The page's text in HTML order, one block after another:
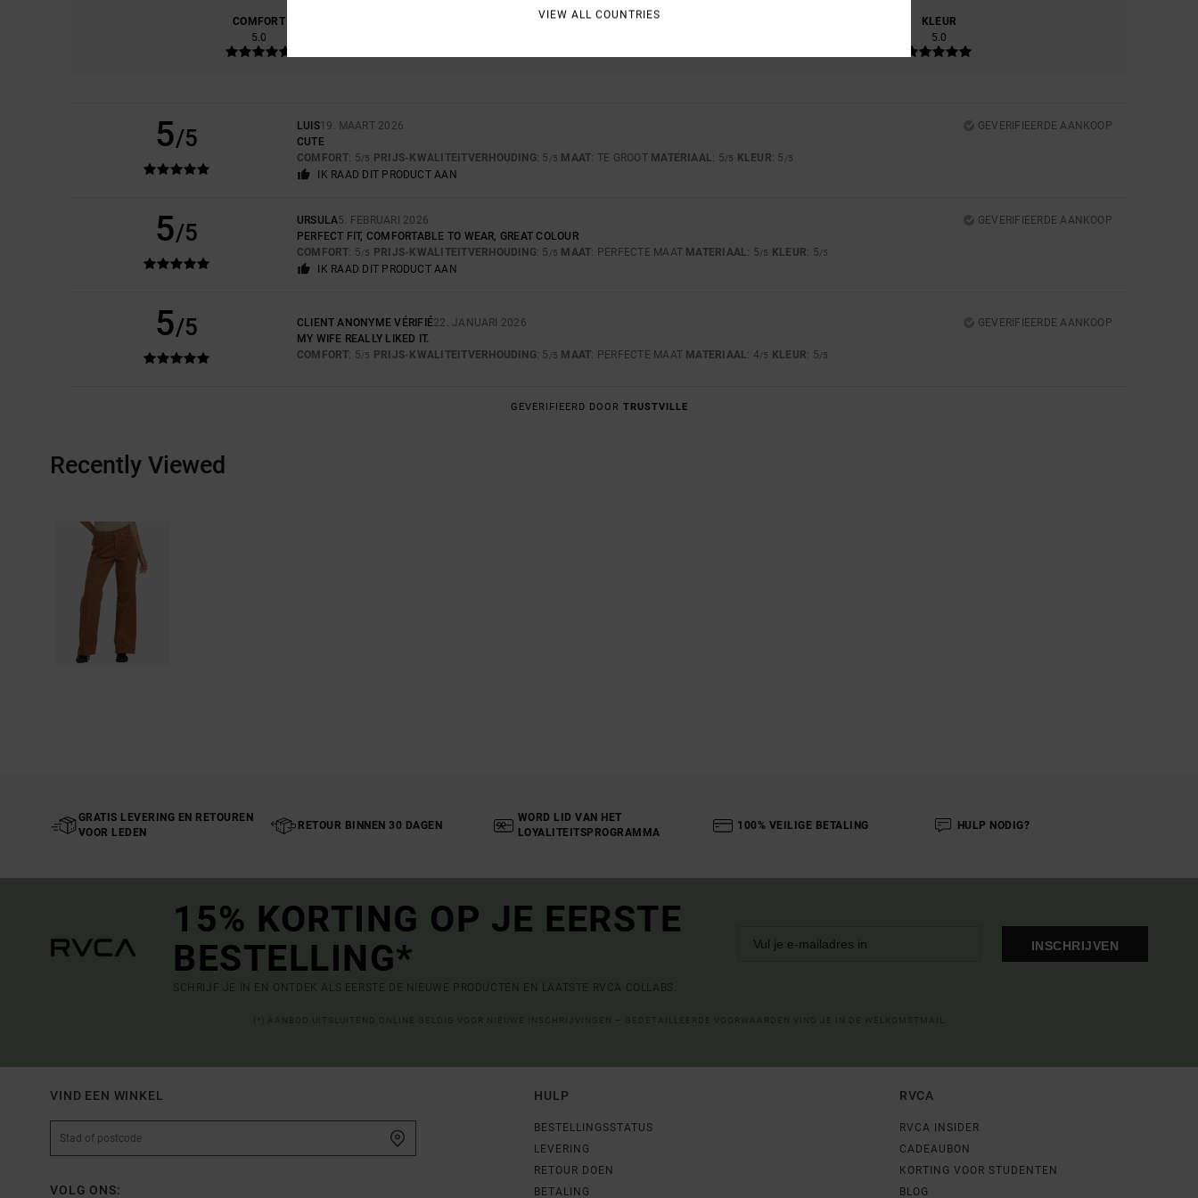
COMFORT
5.0
MAAT
KLEUR
5.0
5/5 LUIS19. MAART 2026
GEVERIFIEERDE AANKOOP
CUTE
COMFORT: 5/5 PRIJS-KWALITEITVERHOUDING: 5 /5 MAAT: TE GROOT MATERIAAL: 5/5 KLEUR: 5 /5
IK RAAD DIT PRODUCT AAN
5/5 URSULA5. FEBRUARI 2026
GEVERIFIEERDE AANKOOP
PERFECT FIT, COMFORTABLE TO WEAR, GREAT COLOUR
COMFORT: 5/5 PRIJS-KWALITEITVERHOUDING: 5 /5 MAAT: PERFECTE MAAT MATERIAAL: 5/5 KLEUR: 5/5
IK RAAD DIT PRODUCT AAN
5/5 CLIENT ANONYME VÉRIFIÉ22. JANUARI 2026
GEVERIFIEERDE AANKOOP
MY WIFE REALLY LIKED IT.
COMFORT: 5/5 PRIJS-KWALITEITVERHOUDING: 5 /5 MAAT: PERFECTE MAAT MATERIAAL: 4/5 KLEUR: 5/5
GEVERIFIEERD DOOR TRUSTVILLE
Recently Viewed
GRATIS LEVERING EN RETOUREN
VOOR LEDEN
RETOUR BINNEN 30 DAGEN
WORD LID VAN HET
LOYALITEITSPROGRAMMA
100% VEILIGE BETALING HULP NODIG?
15% KORTING OP JE EERSTE
BESTELLING*
SCHRIJF JE IN EN ONTDEK ALS EERSTE DE NIEUWE PRODUCTEN EN LAATSTE RVCA COLLABS.
INSCHRIJVEN
VIND EEN WINKEL
VOLG ONS:
HULP
BESTELLINGSSTATUS
LEVERING
RETOUR DOEN
BETALING
RVCA
RVCA INSIDER
CADEAUBON
KORTING VOOR STUDENTEN
BLOG
VIEW ALL COUNTRIES